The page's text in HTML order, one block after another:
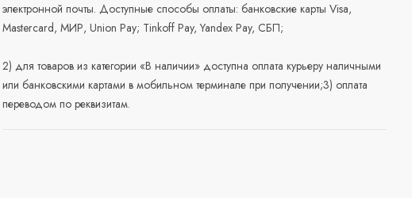
электронной почты. Доступные способы оплаты: банковские карты Visa,
Mastercard, МИР, Union Pay; Tinkoff Pay, Yandex Pay, СБП;
2) для товаров из категории «В наличии» доступна оплата курьеру наличными
или банковскими картами в мобильном терминале при получении;3) оплата
переводом по реквизитам.